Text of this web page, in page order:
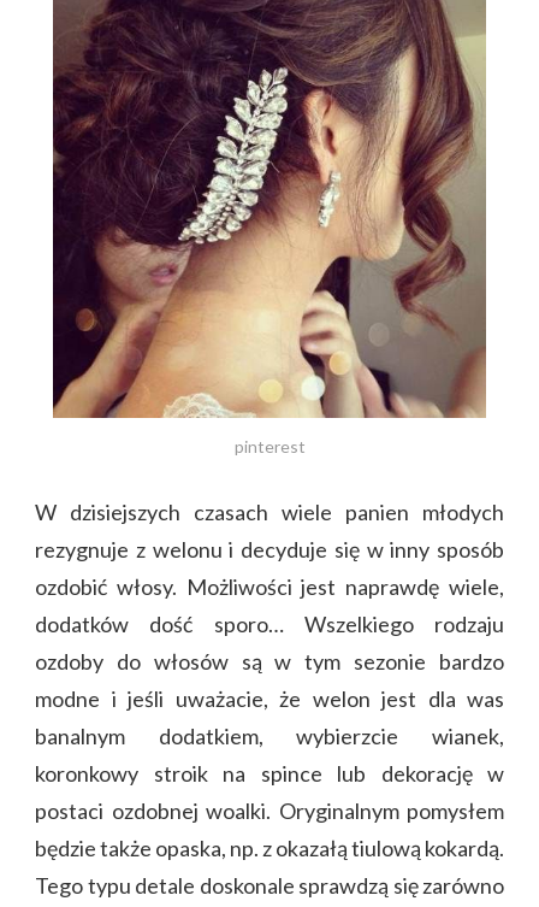
OTO
KILKA
PROPOZYCJI
pinterest
W dzisiejszych czasach wiele panien młodych
rezygnuje z welonu i decyduje się w inny sposób
ozdobić włosy. Możliwości jest naprawdę wiele,
dodatków dość sporo… Wszelkiego rodzaju
ozdoby do włosów są w tym sezonie bardzo
modne i jeśli uważacie, że welon jest dla was
banalnym dodatkiem, wybierzcie wianek,
koronkowy stroik na spince lub dekorację w
postaci ozdobnej woalki. Oryginalnym pomysłem
będzie także opaska, np. z okazałą tiulową kokardą.
Tego typu detale doskonale sprawdzą się zarówno